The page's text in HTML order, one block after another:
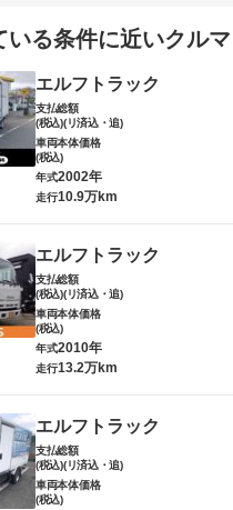
いる条件に近いクルマ
エルフトラック
支払総額
(税込)(リ済込・追)
車両本体価格
(税込)
年式2002年
走行10.9万km
エルフトラック
支払総額
(税込)(リ済込・追)
車両本体価格
(税込)
年式2010年
走行13.2万km
エルフトラック
支払総額
(税込)(リ済込・追)
車両本体価格
(税込)